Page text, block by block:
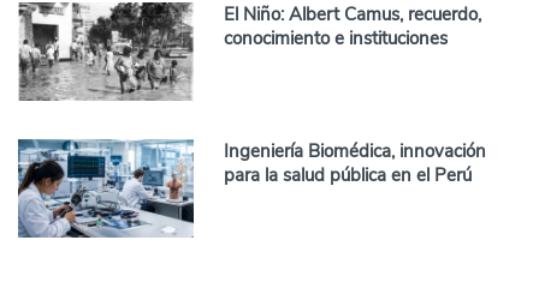
El Niño: Albert Camus, recuerdo,
conocimiento e instituciones
Ingeniería Biomédica, innovación
para la salud pública en el Perú